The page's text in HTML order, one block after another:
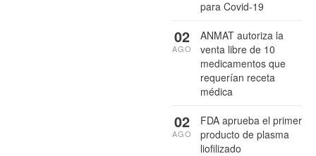
para Covid-19
ANMAT autoriza la
venta libre de 10
medicamentos que
requerían receta
médica
02
AGO
FDA aprueba el primer
producto de plasma
liofilizado
02
AGO